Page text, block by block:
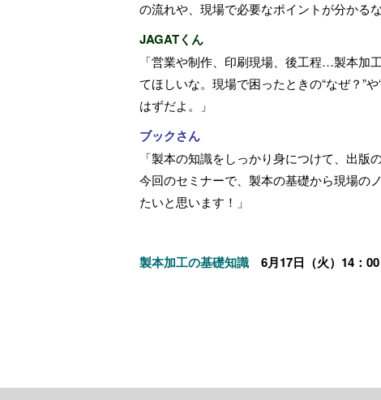
の流れや、現場で必要なポイントが分かる
JAGATくん
「営業や制作、印刷現場、後工程…製本加
てほしいな。現場で困ったときの“なぜ？”
はずだよ。」
ブックさん
「製本の知識をしっかり身につけて、出版
今回のセミナーで、製本の基礎から現場の
たいと思います！」
製本加工の基礎知識 6月17日（火）14：